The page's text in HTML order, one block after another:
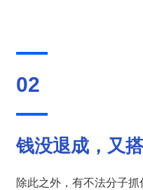
02
钱没退成，又
除此之外，有不法分子